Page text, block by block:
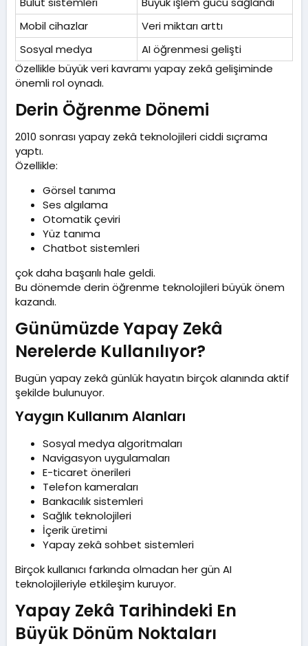
Mobil cihazlar
Veri miktarı arttı
Sosyal medya
AI öğrenmesi gelişti
Özellikle büyük veri kavramı yapay zekâ gelişiminde
önemli rol oynadı.
Derin Öğrenme Dönemi​
2010 sonrası yapay zekâ teknolojileri ciddi sıçrama
yaptı.
Özellikle:
Görsel tanıma
Ses algılama
Otomatik çeviri
Yüz tanıma
Chatbot sistemleri
çok daha başarılı hale geldi.
Bu dönemde derin öğrenme teknolojileri büyük önem
kazandı.
Günümüzde Yapay Zekâ
Nerelerde Kullanılıyor?​
Bugün yapay zekâ günlük hayatın birçok alanında aktif
şekilde bulunuyor.
Yaygın Kullanım Alanları​
Sosyal medya algoritmaları
Navigasyon uygulamaları
E-ticaret önerileri
Telefon kameraları
Bankacılık sistemleri
Sağlık teknolojileri
İçerik üretimi
Yapay zekâ sohbet sistemleri
Birçok kullanıcı farkında olmadan her gün AI
teknolojileriyle etkileşim kuruyor.
Yapay Zekâ Tarihindeki En
Büyük Dönüm Noktaları​